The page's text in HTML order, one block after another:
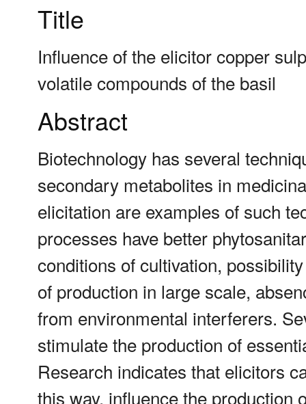
Title
Influence of the elicitor copper
volatile compounds of the basil
Abstract
Biotechnology has several
secondary metabolites in
elicitation are examples of such
processes have better
conditions of cultivation,
of production in large scale,
from environmental interferers.
stimulate the production of
Research indicates that elicitors
this way, influence the production